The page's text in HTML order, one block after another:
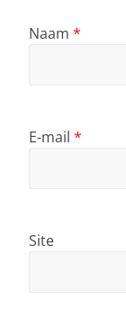
Naam *
E-mail *
Site